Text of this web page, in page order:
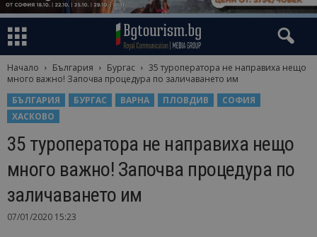
Начало България Бургас
35 туроператора не направиха нещо
много важно! Започва процедура по заличаването им
БЪЛГАРИЯ
БУРГАС ВАРНА ПЛОВДИВ
СОФИЯ
ХАСКОВО
35 туроператора не направиха нещо
много важно! Започва процедура по
заличаването им
07/01/2020 15:23